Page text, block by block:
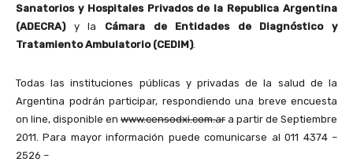
Sanatorios y Hospitales Privados de la Republica Argentina
(ADECRA)y la Cámara de Entidades de Diagnóstico y
Tratamiento Ambulatorio (CEDIM).
Todas las instituciones públicas y privadas de la salud de la
Argentina podrán participar, respondiendo una breve encuesta
on line, disponible en www.censodxi.com.ar a partir de Septiembre
2011. Para mayor información puede comunicarse al 011 4374 –
2526 –